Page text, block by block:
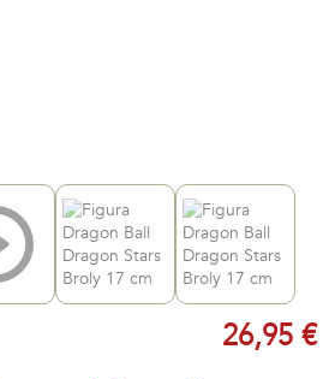
26,95 €